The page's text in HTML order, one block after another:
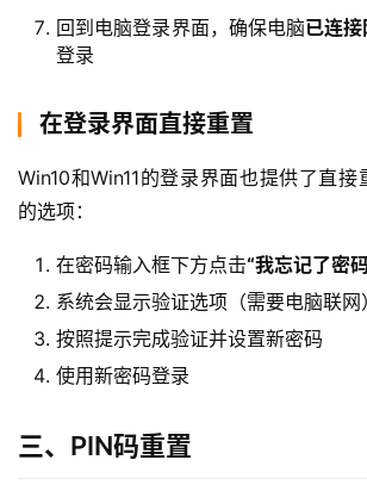
回到电脑登录界面，确保电脑已连
登录
在登录界面直接重置
Win10和Win11的登录界面也提供了直
的选项：
在密码输入框下方点击“我忘记了密
系统会显示验证选项（需要电脑联网）
按照提示完成验证并设置新密码
使用新密码登录
三、PIN码重置